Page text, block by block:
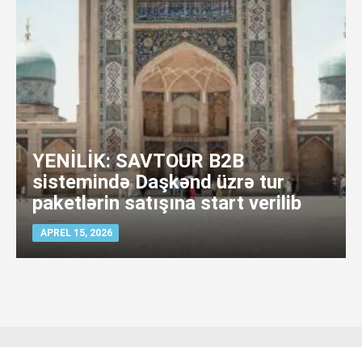
YENİLİK: SAVTOUR B2B
sistemində Daşkənd üzrə tur
paketlərin satışına start verilib
APREL 15, 2026